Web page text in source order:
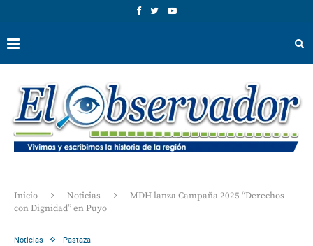
Inicio Noticias
MDH lanza Campaña 2025 “Derechos
con Dignidad” en Puyo
Noticias Pastaza